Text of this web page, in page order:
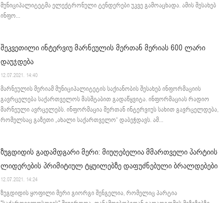
მუნიციპალიტეტმა ელექტრონული ტენდერები უკვე გამოაცხადა. ამის შესახებ
ინფო...
შეკვეთილი ინტერვიუ მარნეულის მერთან მერიას 600 ლარი
დაუჯდება
12.07.2021. 14:40
მარნეულის მერიამ მუნიციპალიტეტის საქიანობის შესახებ ინფორმაციის
გავრცელება საქართველოს მასშტაბით გადაწყვიტა. ინფორმაციას რადიო
მარნეული ავრცელებს. ინფორმაცია მერთან ინტერვიუს სახით გავრცელდება,
რომელსაც გაზეთი „ახალი საქართველო“ დაბეჭდავს. ამ...
ზუგდიდის გადამდგარი მერი: მიუღებელია მმართველი პარტიის
ლიდერების პრიმიტიულ ტყუილებზე დაფუძნებული ბრალდებები
12.07.2021. 14:24
ზუგდიდის ყოფილი მერი გიორგი შენგელია, რომელიც პარტია